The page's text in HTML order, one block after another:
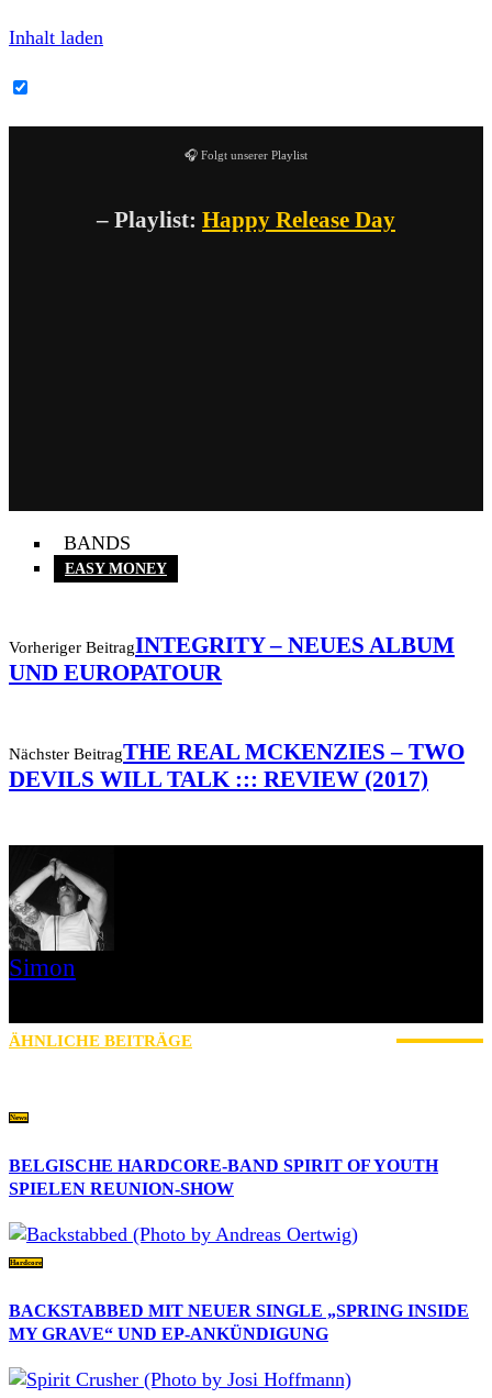
Inhalt laden
🎧 Folgt unserer Playlist
– Playlist: Happy Release Day
BANDS
EASY MONEY
Vorheriger BeitragINTEGRITY – NEUES ALBUM
UND EUROPATOUR
Nächster BeitragTHE REAL MCKENZIES – TWO
DEVILS WILL TALK ::: REVIEW (2017)
Simon
ÄHNLICHE BEITRÄGE
News
BELGISCHE HARDCORE-BAND SPIRIT OF YOUTH
SPIELEN REUNION-SHOW
Hardcore
BACKSTABBED MIT NEUER SINGLE „SPRING INSIDE
MY GRAVE“ UND EP-ANKÜNDIGUNG